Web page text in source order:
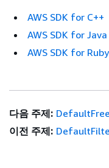
AWS SDK for C++
AWS SDK for Java
AWS SDK for
다음 주제:
이전 주제: